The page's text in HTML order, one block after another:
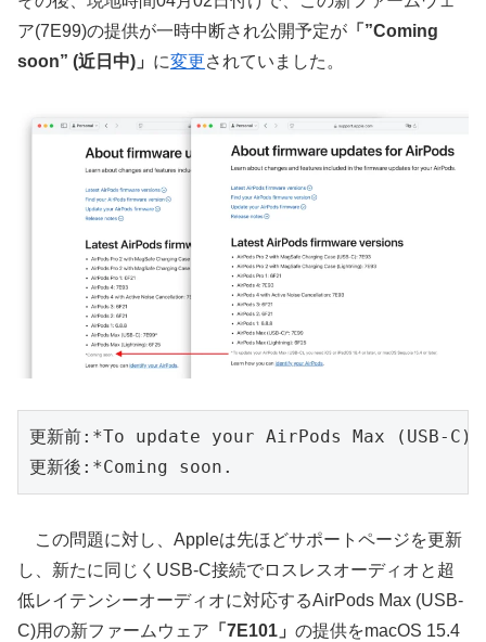
ア(7E99)の提供が一時中断され公開予定が 「”Coming
soon” (近日中)」 に変更されていました。
更新前:*To update your AirPods Max
更新後:*Coming soon.
この問題に対し、Appleは先ほどサポートページを更新
し、新たに同じくUSB-C接続でロスレスオーディオと超
低レイテンシーオーディオに対応するAirPods Max (USB-
C)用の新ファームウェア 「7E101」 の提供をmacOS 15.4